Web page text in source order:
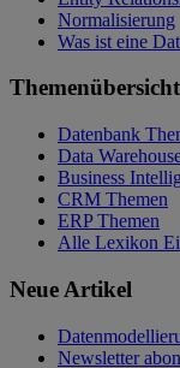
Normalisierung
Was ist eine
Themenübersicht
Datenbank
Data
Business
CRM Themen
ERP Themen
Alle Lexikon
Neue Artikel
Newsletter